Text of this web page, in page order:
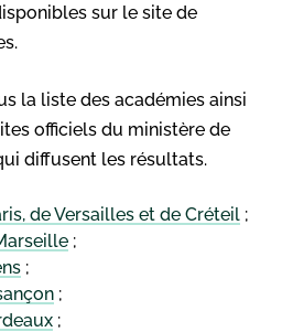
sur le site de
la liste des académies ainsi
officiels du ministère de
diffusent les résultats.
de Versailles et de Créteil ;
;
;
;
;